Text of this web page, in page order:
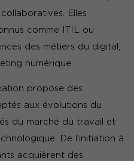
Elles
comme ITIL ou
des métiers du digital,
numérique.
propose des
aux évolutions du
du marché du travail et
De l’initiation à
acquièrent des